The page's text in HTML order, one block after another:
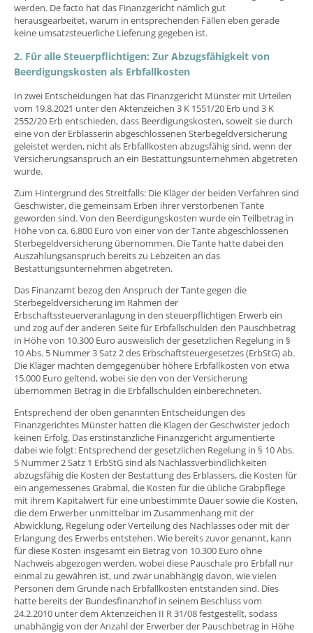
werden. De facto hat das Finanzgericht nämlich gut
herausgearbeitet, warum in entsprechenden Fällen eben gerade
keine umsatzsteuerliche Lieferung gegeben ist.
2. Für alle Steuerpflichtigen: Zur Abzugsfähigkeit von
Beerdigungskosten als Erbfallkosten
In zwei Entscheidungen hat das Finanzgericht Münster mit Urteilen
vom 19.8.2021 unter den Aktenzeichen 3 K 1551/20 Erb und 3 K
2552/20 Erb entschieden, dass Beerdigungskosten, soweit sie durch
eine von der Erblasserin abgeschlossenen Sterbegeldversicherung
geleistet werden, nicht als Erbfallkosten abzugsfähig sind, wenn der
Versicherungsanspruch an ein Bestattungsunternehmen abgetreten
wurde.
Zum Hintergrund des Streitfalls: Die Kläger der beiden Verfahren sind
Geschwister, die gemeinsam Erben ihrer verstorbenen Tante
geworden sind. Von den Beerdigungskosten wurde ein Teilbetrag in
Höhe von ca. 6.800 Euro von einer von der Tante abgeschlossenen
Sterbegeldversicherung übernommen. Die Tante hatte dabei den
Auszahlungsanspruch bereits zu Lebzeiten an das
Bestattungsunternehmen abgetreten.
Das Finanzamt bezog den Anspruch der Tante gegen die
Sterbegeldversicherung im Rahmen der
Erbschaftssteuerveranlagung in den steuerpflichtigen Erwerb ein
und zog auf der anderen Seite für Erbfallschulden den Pauschbetrag
in Höhe von 10.300 Euro ausweislich der gesetzlichen Regelung in §
10 Abs. 5 Nummer 3 Satz 2 des Erbschaftsteuergesetzes (ErbStG) ab.
Die Kläger machten demgegenüber höhere Erbfallkosten von etwa
15.000 Euro geltend, wobei sie den von der Versicherung
übernommen Betrag in die Erbfallschulden einberechneten.
Entsprechend der oben genannten Entscheidungen des
Finanzgerichtes Münster hatten die Klagen der Geschwister jedoch
keinen Erfolg. Das erstinstanzliche Finanzgericht argumentierte
dabei wie folgt: Entsprechend der gesetzlichen Regelung in § 10 Abs.
5 Nummer 2 Satz 1 ErbStG sind als Nachlassverbindlichkeiten
abzugsfähig die Kosten der Bestattung des Erblassers, die Kosten für
ein angemessenes Grabmal, die Kosten für die übliche Grabpflege
mit ihrem Kapitalwert für eine unbestimmte Dauer sowie die Kosten,
die dem Erwerber unmittelbar im Zusammenhang mit der
Abwicklung, Regelung oder Verteilung des Nachlasses oder mit der
Erlangung des Erwerbs entstehen. Wie bereits zuvor genannt, kann
für diese Kosten insgesamt ein Betrag von 10.300 Euro ohne
Nachweis abgezogen werden, wobei diese Pauschale pro Erbfall nur
einmal zu gewähren ist, und zwar unabhängig davon, wie vielen
Personen dem Grunde nach Erbfallkosten entstanden sind. Dies
hatte bereits der Bundesfinanzhof in seinem Beschluss vom
24.2.2010 unter dem Aktenzeichen II R 31/08 festgestellt, sodass
unabhängig von der Anzahl der Erwerber der Pauschbetrag in Höhe